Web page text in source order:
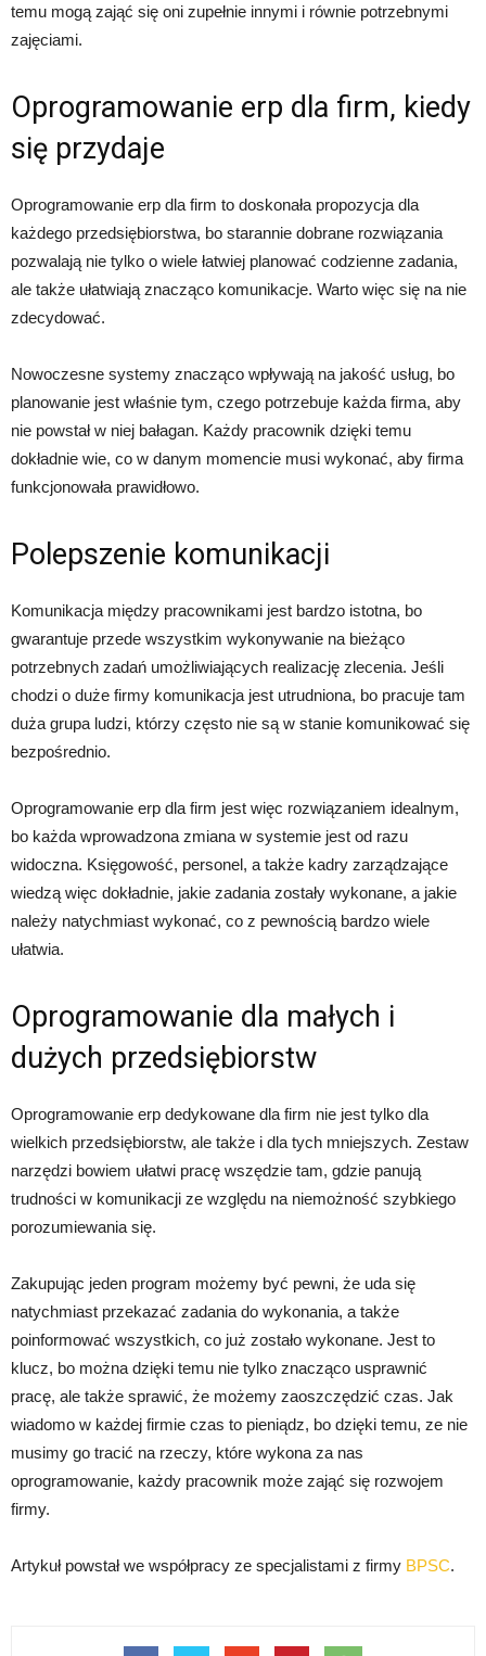
temu mogą zająć się oni zupełnie innymi i równie potrzebnymi
zajęciami.
Oprogramowanie erp dla firm, kiedy
się przydaje
Oprogramowanie erp dla firm to doskonała propozycja dla
każdego przedsiębiorstwa, bo starannie dobrane rozwiązania
pozwalają nie tylko o wiele łatwiej planować codzienne zadania,
ale także ułatwiają znacząco komunikacje. Warto więc się na nie
zdecydować.
Nowoczesne systemy znacząco wpływają na jakość usług, bo
planowanie jest właśnie tym, czego potrzebuje każda firma, aby
nie powstał w niej bałagan. Każdy pracownik dzięki temu
dokładnie wie, co w danym momencie musi wykonać, aby firma
funkcjonowała prawidłowo.
Polepszenie komunikacji
Komunikacja między pracownikami jest bardzo istotna, bo
gwarantuje przede wszystkim wykonywanie na bieżąco
potrzebnych zadań umożliwiających realizację zlecenia. Jeśli
chodzi o duże firmy komunikacja jest utrudniona, bo pracuje tam
duża grupa ludzi, którzy często nie są w stanie komunikować się
bezpośrednio.
Oprogramowanie erp dla firm jest więc rozwiązaniem idealnym,
bo każda wprowadzona zmiana w systemie jest od razu
widoczna. Księgowość, personel, a także kadry zarządzające
wiedzą więc dokładnie, jakie zadania zostały wykonane, a jakie
należy natychmiast wykonać, co z pewnością bardzo wiele
ułatwia.
Oprogramowanie dla małych i
dużych przedsiębiorstw
Oprogramowanie erp dedykowane dla firm nie jest tylko dla
wielkich przedsiębiorstw, ale także i dla tych mniejszych. Zestaw
narzędzi bowiem ułatwi pracę wszędzie tam, gdzie panują
trudności w komunikacji ze względu na niemożność szybkiego
porozumiewania się.
Zakupując jeden program możemy być pewni, że uda się
natychmiast przekazać zadania do wykonania, a także
poinformować wszystkich, co już zostało wykonane. Jest to
klucz, bo można dzięki temu nie tylko znacząco usprawnić
pracę, ale także sprawić, że możemy zaoszczędzić czas. Jak
wiadomo w każdej firmie czas to pieniądz, bo dzięki temu, ze nie
musimy go tracić na rzeczy, które wykona za nas
oprogramowanie, każdy pracownik może zająć się rozwojem
firmy.
Artykuł powstał we współpracy ze specjalistami z firmy BPSC.